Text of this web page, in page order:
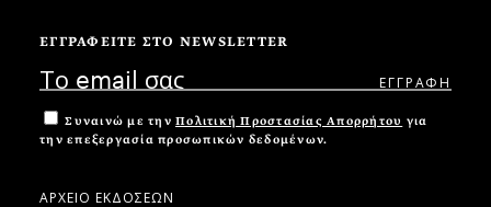
ΕΓΓΡΑΦΕΙΤΕ ΣΤΟ NEWSLETTER
Συναινώ με την Πολιτική Προστασίας Απορρήτου για
την επεξεργασία προσωπικών δεδομένων.
ΑΡΧΕΙΟ ΕΚΔΟΣΕΩΝ